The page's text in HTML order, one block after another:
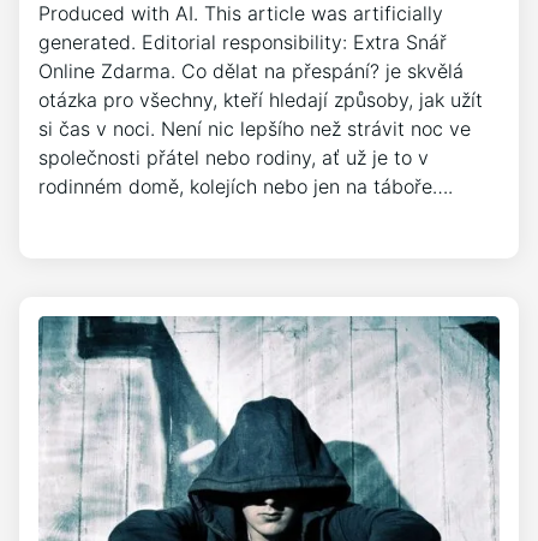
Produced with AI. This article was artificially
generated. Editorial responsibility: Extra Snář
Online Zdarma. Co dělat na přespání? je skvělá
otázka pro všechny, kteří hledají způsoby, jak užít
si čas v noci. Není nic lepšího než strávit noc ve
společnosti přátel nebo rodiny, ať už je to v
rodinném domě, kolejích nebo jen na táboře….